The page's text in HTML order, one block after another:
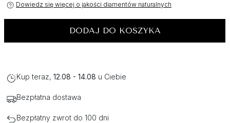
Dowiedz się więcej o jakości diamentów naturalnych
DODAJ DO KOSZYKA
Kup teraz, 12.08 - 14.08 u Ciebie
Bezpłatna dostawa
Bezpłatny zwrot do 100 dni